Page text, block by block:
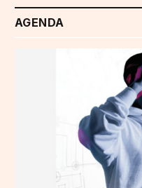
AGENDA